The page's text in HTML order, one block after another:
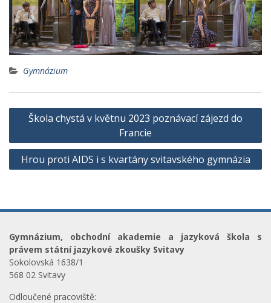
Gymnázium
Navigace
příspěvek
Škola chystá v květnu 2023 poznávací zájezd do
Francie
Hrou proti AIDS i s kvartány svitavského gymnázia
Gymnázium, obchodní akademie a jazyková škola s
právem státní jazykové zkoušky Svitavy
Sokolovská 1638/1
568 02 Svitavy
Odloučené pracoviště: